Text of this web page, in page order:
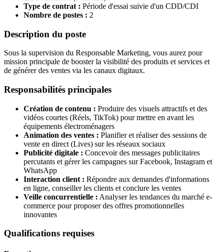
Type de contrat : Période d'essai suivie d'un CDD/CDI
Nombre de postes : 2
Description du poste
Sous la supervision du Responsable Marketing, vous aurez pour
mission principale de booster la visibilité des produits et services et
de générer des ventes via les canaux digitaux.
Responsabilités principales
Création de contenu : Produire des visuels attractifs et des
vidéos courtes (Réels, TikTok) pour mettre en avant les
équipements électroménagers
Animation des ventes : Planifier et réaliser des sessions de
vente en direct (Lives) sur les réseaux sociaux
Publicité digitale : Concevoir des messages publicitaires
percutants et gérer les campagnes sur Facebook, Instagram et
WhatsApp
Interaction client : Répondre aux demandes d'informations
en ligne, conseiller les clients et conclure les ventes
Veille concurrentielle : Analyser les tendances du marché e-
commerce pour proposer des offres promotionnelles
innovantes
Qualifications requises